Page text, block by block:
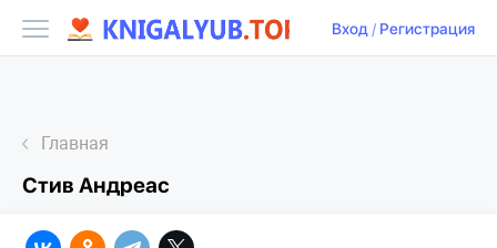
Вход/ Регистрация
Главная
Стив Андреас